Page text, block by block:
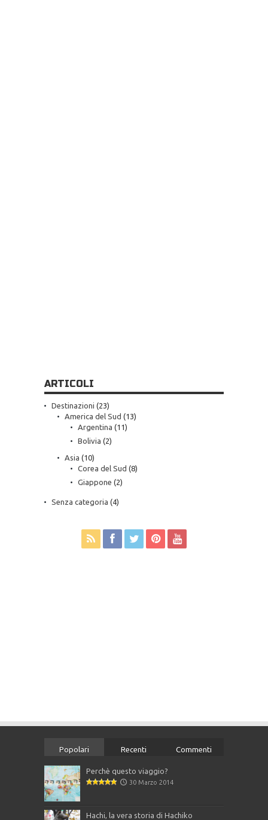
ARTICOLI
Destinazioni (23)
America del Sud (13)
Argentina (11)
Bolivia (2)
Asia (10)
Corea del Sud (8)
Giappone (2)
Senza categoria (4)
Popolari Recenti Commenti
Perchè questo viaggio?
30 Marzo 2014
Hachi, la vera storia di Hachiko